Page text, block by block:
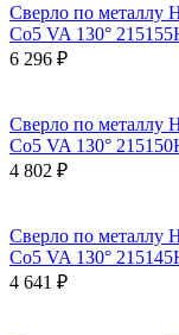
Сверло по металлу
Co5 VA 130°
6 296 ₽
Сверло по металлу
Co5 VA 130°
4 802 ₽
Сверло по металлу
Co5 VA 130°
4 641 ₽